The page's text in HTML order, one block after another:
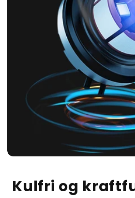
Kulfri og